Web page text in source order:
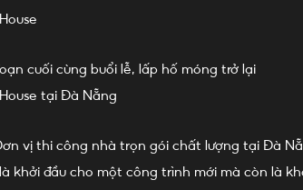
cuối cùng buổi lễ, lấp hố móng trở lại
vị thi công nhà trọn gói chất lượng tại Đà
khởi đầu cho một công trình mới mà còn là